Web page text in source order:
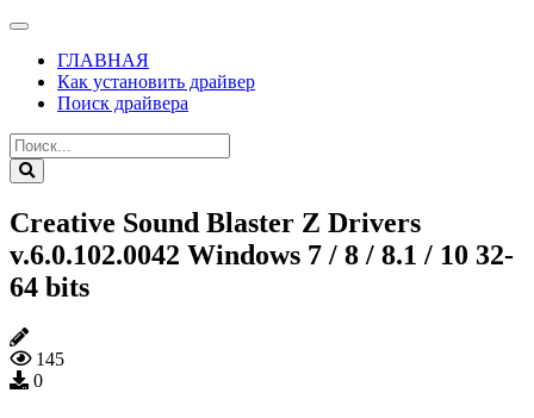
ГЛАВНАЯ
Как установить драйвер
Поиск драйвера
Creative Sound Blaster Z Drivers
v.6.0.102.0042 Windows 7 / 8 / 8.1 / 10 32-
64 bits
145
0